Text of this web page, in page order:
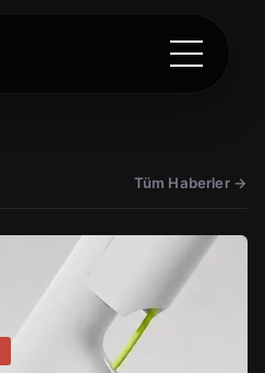
Tüm Haberler →